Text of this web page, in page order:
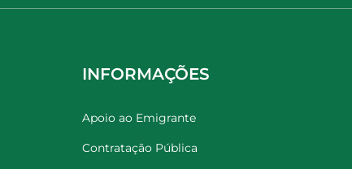
INFORMAÇÕES
Apoio ao Emigrante
Contratação Pública